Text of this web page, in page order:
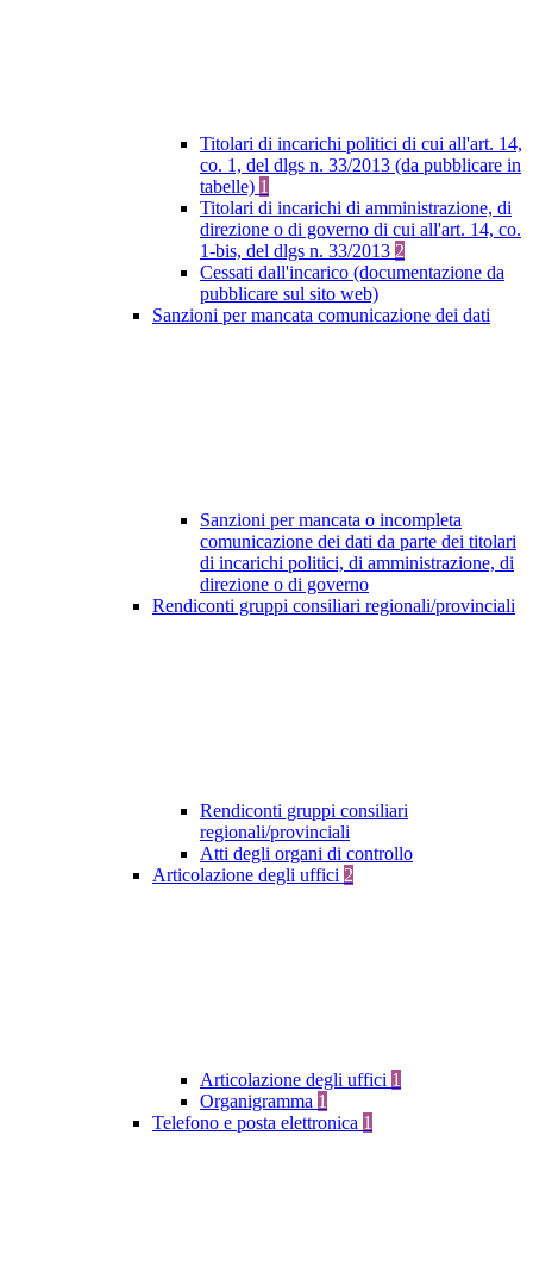
Titolari di incarichi politici di cui all'art. 14,
co. 1, del dlgs n. 33/2013 (da pubblicare in
tabelle) 1
Titolari di incarichi di amministrazione, di
direzione o di governo di cui all'art. 14, co.
1-bis, del dlgs n. 33/2013 2
Cessati dall'incarico (documentazione da
pubblicare sul sito web)
Sanzioni per mancata comunicazione dei dati
Sanzioni per mancata o incompleta
comunicazione dei dati da parte dei titolari
di incarichi politici, di amministrazione, di
direzione o di governo
Rendiconti gruppi consiliari regionali/provinciali
Rendiconti gruppi consiliari
regionali/provinciali
Atti degli organi di controllo
Articolazione degli uffici 2
Articolazione degli uffici 1
Organigramma 1
Telefono e posta elettronica 1